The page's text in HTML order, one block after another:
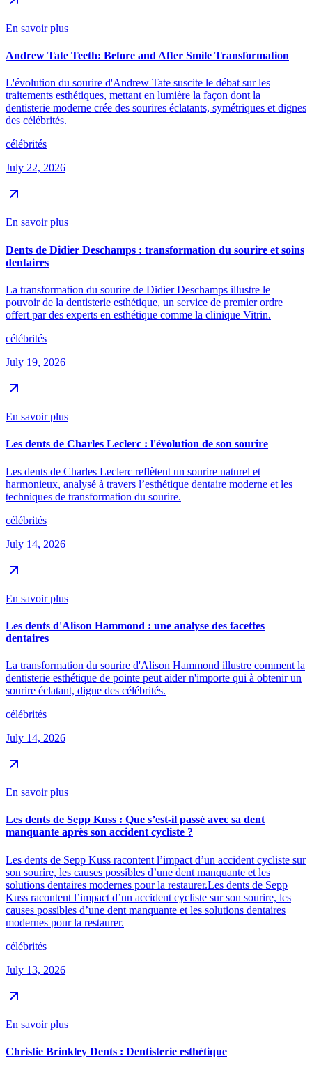
En savoir plus
Andrew Tate Teeth: Before and After Smile Transformation
L'évolution du sourire d'Andrew Tate suscite le débat sur les
traitements esthétiques, mettant en lumière la façon dont la
dentisterie moderne crée des sourires éclatants, symétriques et dignes
des célébrités.
célébrités
July 22, 2026
En savoir plus
Dents de Didier Deschamps : transformation du sourire et soins
dentaires
La transformation du sourire de Didier Deschamps illustre le
pouvoir de la dentisterie esthétique, un service de premier ordre
offert par des experts en esthétique comme la clinique Vitrin.
célébrités
July 19, 2026
En savoir plus
Les dents de Charles Leclerc : l'évolution de son sourire
Les dents de Charles Leclerc reflètent un sourire naturel et
harmonieux, analysé à travers l’esthétique dentaire moderne et les
techniques de transformation du sourire.
célébrités
July 14, 2026
En savoir plus
Les dents d'Alison Hammond : une analyse des facettes
dentaires
La transformation du sourire d'Alison Hammond illustre comment la
dentisterie esthétique de pointe peut aider n'importe qui à obtenir un
sourire éclatant, digne des célébrités.
célébrités
July 14, 2026
En savoir plus
Les dents de Sepp Kuss : Que s’est-il passé avec sa dent
manquante après son accident cycliste ?
Les dents de Sepp Kuss racontent l’impact d’un accident cycliste sur
son sourire, les causes possibles d’une dent manquante et les
solutions dentaires modernes pour la restaurer.Les dents de Sepp
Kuss racontent l’impact d’un accident cycliste sur son sourire, les
causes possibles d’une dent manquante et les solutions dentaires
modernes pour la restaurer.
célébrités
July 13, 2026
En savoir plus
Christie Brinkley Dents : Dentisterie esthétique